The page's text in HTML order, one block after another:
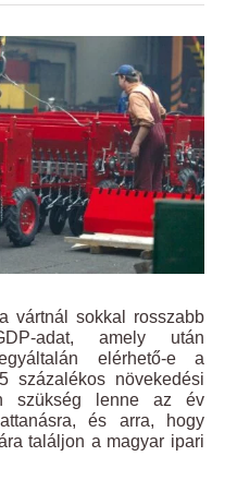
vártnál sokkal rosszabb
adat, amely után
elérhető-e a
százalékos növekedési
szükség lenne az év
és arra, hogy
találjon a magyar ipari